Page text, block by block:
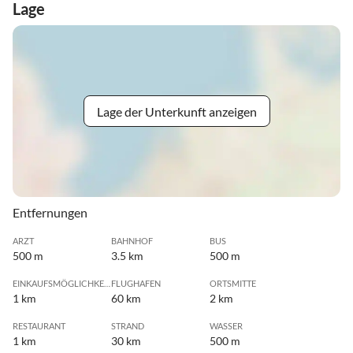
Lage
Lage der Unterkunft anzeigen
Entfernungen
ARZT
500 m
BAHNHOF
3.5 km
BUS
500 m
1 km
FLUGHAFEN
60 km
ORTSMITTE
2 km
RESTAURANT
1 km
STRAND
30 km
WASSER
500 m